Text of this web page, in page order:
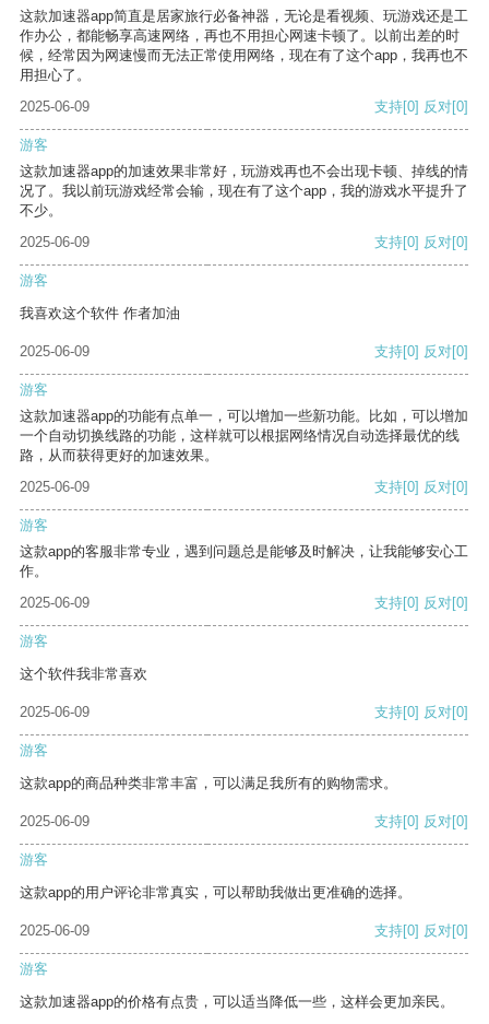
这款加速器app简直是居家旅行必备神器，无论是看视频、玩游戏还是工
作办公，都能畅享高速网络，再也不用担心网速卡顿了。以前出差的时
候，经常因为网速慢而无法正常使用网络，现在有了这个app，我再也不
用担心了。
2025-06-09
支持[0] 反对[0]
游客
这款加速器app的加速效果非常好，玩游戏再也不会出现卡顿、掉线的情
况了。我以前玩游戏经常会输，现在有了这个app，我的游戏水平提升了
不少。
2025-06-09
支持[0] 反对[0]
游客
我喜欢这个软件 作者加油
2025-06-09 支持[0] 反对[0]
游客
这款加速器app的功能有点单一，可以增加一些新功能。比如，可以增加
一个自动切换线路的功能，这样就可以根据网络情况自动选择最优的线
路，从而获得更好的加速效果。
2025-06-09
支持[0] 反对[0]
游客
这款app的客服非常专业，遇到问题总是能够及时解决，让我能够安心工
作。
2025-06-09
支持[0] 反对[0]
游客
这个软件我非常喜欢
2025-06-09 支持[0] 反对[0]
游客
这款app的商品种类非常丰富，可以满足我所有的购物需求。
2025-06-09 支持[0] 反对[0]
游客
这款app的用户评论非常真实，可以帮助我做出更准确的选择。
2025-06-09 支持[0] 反对[0]
游客
这款加速器app的价格有点贵，可以适当降低一些，这样会更加亲民。